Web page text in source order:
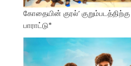
கோதையின் குரல்’
பாராட்டு*